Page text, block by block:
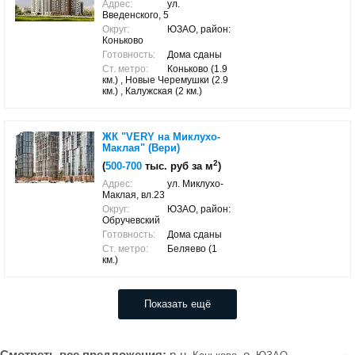
Адрес:
ул.
Введенского, 5
Округ:
ЮЗАО, район:
Коньково
Готовность:
Дома сданы
Ст. метро:
Коньково (1.9
км.) , Новые Черемушки (2.9
км.) , Калужская (2 км.)
ЖК "VERY на Миклухо-
Маклая" (Вери)
(500-700 тыс. руб за м2)
Адрес:
ул. Миклухо-
Маклая, вл.23
Округ:
ЮЗАО, район:
Обручевский
Готовность:
Дома сданы
Ст. метро:
Беляево (1
км.)
Показать ещё